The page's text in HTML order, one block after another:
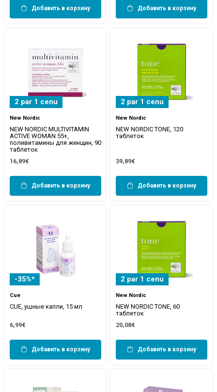
Добавить в корзину Добавить в корзину
2 par 1 cenu
New Nordic
NEW NORDIC MULTIVITAMIN
ACTIVE WOMAN 55+,
поливитамины для женщин, 90
таблеток
16,89€
Добавить в корзину
2 par 1 cenu
New Nordic
NEW NORDIC TONE, 120
таблеток
39,89€
Добавить в корзину
-35%*
Cue
CUE, ушные капли, 15 мл
6,99€
Добавить в корзину
2 par 1 cenu
New Nordic
NEW NORDIC TONE, 60
таблеток
20,08€
Добавить в корзину